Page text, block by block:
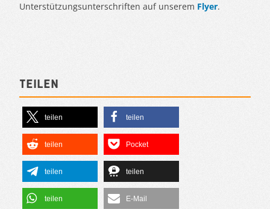
Unterstützungsunterschriften auf unserem Flyer.
Teilen
teilen teilen
teilen Pocket
teilen teilen
teilen E-Mail